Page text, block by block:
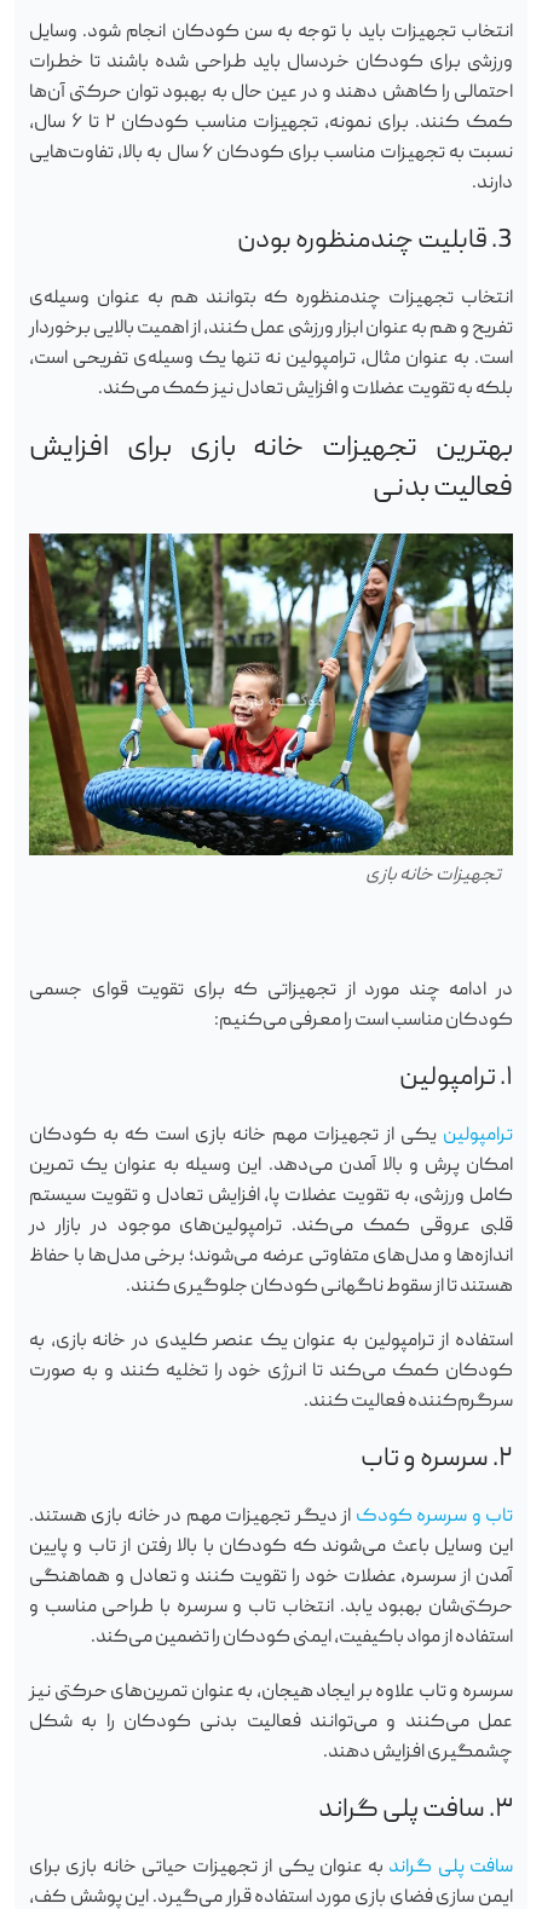
انتخاب تجهیزات باید با توجه به سن کودکان انجام شود. وسایل
ورزشی برای کودکان خردسال باید طراحی شده باشند تا خطرات
احتمالی را کاهش دهند و در عین حال به بهبود توان حرکتی آن‌ها
کمک کنند. برای نمونه، تجهیزات مناسب کودکان ۲ تا ۶ سال،
نسبت به تجهیزات مناسب برای کودکان ۶ سال به بالا، تفاوت‌هایی
دارند.
3. قابلیت چندمنظوره بودن
انتخاب تجهیزات چندمنظوره که بتوانند هم به عنوان وسیله‌ی
تفریح و هم به عنوان ابزار ورزشی عمل کنند، از اهمیت بالایی برخوردار
است. به عنوان مثال، ترامپولین نه تنها یک وسیله‌ی تفریحی است،
بلکه به تقویت عضلات و افزایش تعادل نیز کمک می‌کند.
بهترین تجهیزات خانه بازی برای افزایش
فعالیت بدنی
تجهیزات خانه بازی
در ادامه چند مورد از تجهیزاتی که برای تقویت قوای جسمی
کودکان مناسب است را معرفی می‌کنیم:
۱. ترامپولین
ترامپولین یکی از تجهیزات مهم خانه بازی است که به کودکان
امکان پرش و بالا آمدن می‌دهد. این وسیله به عنوان یک تمرین
کامل ورزشی، به تقویت عضلات پا، افزایش تعادل و تقویت سیستم
قلبی عروقی کمک می‌کند. ترامپولین‌های موجود در بازار در
اندازه‌ها و مدل‌های متفاوتی عرضه می‌شوند؛ برخی مدل‌ها با حفاظ
هستند تا از سقوط ناگهانی کودکان جلوگیری کنند.
استفاده از ترامپولین به عنوان یک عنصر کلیدی در خانه بازی، به
کودکان کمک می‌کند تا انرژی خود را تخلیه کنند و به صورت
سرگرم‌کننده فعالیت کنند.
۲. سرسره و تاب
تاب و سرسره‌ کودک از دیگر تجهیزات مهم در خانه بازی هستند.
این وسایل باعث می‌شوند که کودکان با بالا رفتن از تاب و پایین
آمدن از سرسره، عضلات خود را تقویت کنند و تعادل و هماهنگی
حرکتی‌شان بهبود یابد. انتخاب تاب و سرسره با طراحی مناسب و
استفاده از مواد باکیفیت، ایمنی کودکان را تضمین می‌کند.
سرسره و تاب علاوه بر ایجاد هیجان، به عنوان تمرین‌های حرکتی نیز
عمل می‌کنند و می‌توانند فعالیت بدنی کودکان را به شکل
چشمگیری افزایش دهند.
۳. سافت پلی گراند
سافت پلی گراند به عنوان یکی از تجهیزات حیاتی خانه بازی برای
ایمن سازی فضای بازی مورد استفاده قرار می‌گیرد. این پوشش کف،